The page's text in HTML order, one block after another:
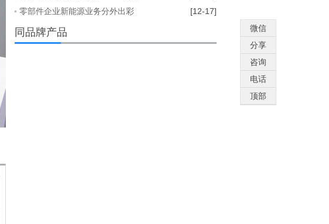
零部件企业新能源业务分外出彩
[12-17]
同品牌产品
微信
分享
咨询
电话
顶部